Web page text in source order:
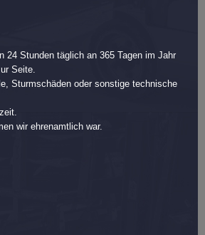
24 Stunden täglich an 365 Tagen im Jahr
Seite.
Sturmschäden oder sonstige technische
wir ehrenamtlich war.